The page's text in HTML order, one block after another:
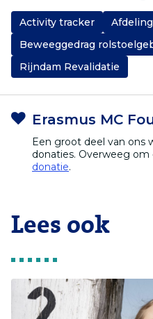
Activity tracker
Beweeggedrag
Rijndam Revalidatie
Erasmus MC
Een groot deel van ons
donaties. Overweeg
donatie.
Lees ook